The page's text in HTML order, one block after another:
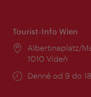
Tourist-Info Wien
Místo:
Albertinaplatz/
1010 Vídeň
Provozní
Denně od 9 do